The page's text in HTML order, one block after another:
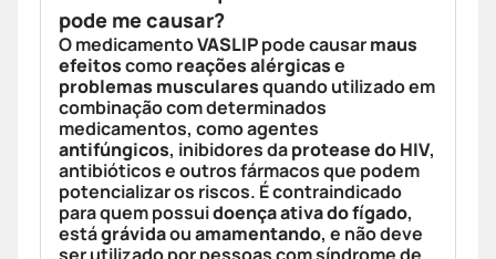
pode me causar?
O medicamentoVASLIPpode causarmaus
efeitoscomoreações alérgicase
problemas muscularesquando utilizado em
combinação com determinados
medicamentos, como agentes
antifúngicos, inibidores daprotease do HIV,
antibióticos e outros fármacos que podem
potencializar os riscos. É contraindicado
para quem possuidoença ativa do fígado,
estágrávidaouamamentando, e não deve